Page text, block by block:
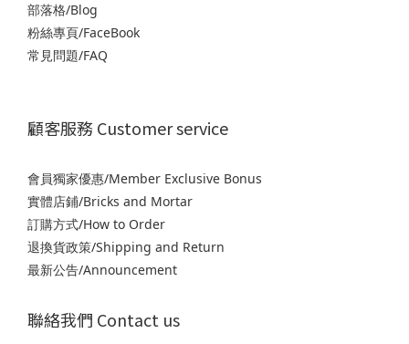
部落格/Blog
粉絲專頁/FaceBook
常見問題/FAQ
顧客服務 Customer service
會員獨家優惠/Member Exclusive Bonus
實體店鋪/Bricks and Mortar
訂購方式/How to Order
退換貨政策/Shipping and Return
最新公告/Announcement
聯絡我們 Contact us